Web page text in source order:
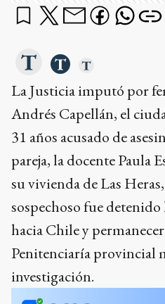
La Justicia imputó por
Andrés Capellán, el
31 años acusado de
pareja, la docente Paula
su vivienda de Las
sospechoso fue
hacia Chile y
Penitenciaría provincial
investigación.